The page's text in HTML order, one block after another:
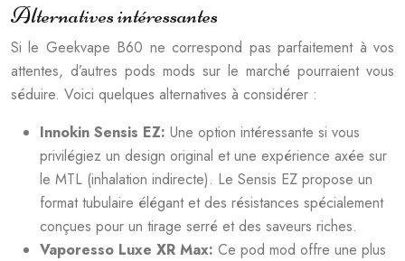
Alternatives intéressantes
Si le Geekvape B60 ne correspond pas parfaitement à vos
attentes, d’autres pods mods sur le marché pourraient vous
séduire. Voici quelques alternatives à considérer :
Innokin Sensis EZ: Une option intéressante si vous
privilégiez un design original et une expérience axée sur
le MTL (inhalation indirecte). Le Sensis EZ propose un
format tubulaire élégant et des résistances spécialement
conçues pour un tirage serré et des saveurs riches.
Vaporesso Luxe XR Max: Ce pod mod offre une plus